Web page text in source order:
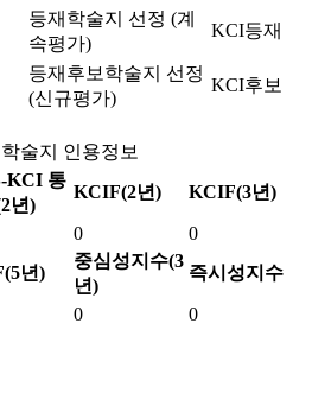
등재학술지 선정 (계
속평가)
KCI등재
등재후보학술지 선정
(신규평가)
KCI후보
학술지 인용정보
KCI 통
년)
KCIF(2년) KCIF(3년)
0
0
년)
중심성지수(3
년)
즉시성지수
0 0